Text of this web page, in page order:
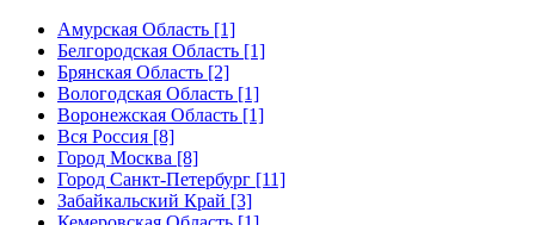
Амурская Область [1]
Белгородская Область [1]
Брянская Область [2]
Вологодская Область [1]
Воронежская Область [1]
Вся Россия [8]
Город Москва [8]
Город Санкт-Петербург [11]
Забайкальский Край [3]